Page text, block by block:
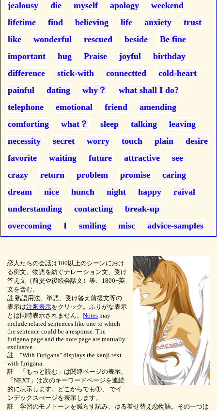
jealousy
die myself apology
weekend
lifetime
find believing life anxiety
trust
like
wonderful rescued beside
Be fine
important
hug Praise joyful
birthday
difference
stick-with connectted
cold-heart
painful
dating why？
what shall I do?
telephone
emotional friend
amending
comforting
what？ sleep talking
leaving
necessity
secret worry touch plain
desire
favorite
waiting future attractive
see
crazy
return problem promise
caring
dream
nice hunch night happy
raival
understanding
contacting
break-up
overcoming
I smiling misc advice-samples
恋人たちの会話は100以上のシーンにおけ
る例文、物語を紡ぐナレーション文、受け
答え文（前提や後続会話文）等、1800+英
文を含む。
註 熟語用法、単語、受け答え前提文等の
表示は注釈表示をクリック。ふりがな表示
とは同時表示されません。 Notes may
include related sentences like one to which
the sentence could be a response. The
furigana page and the note page are mutually
exclusive.
註 "With Furigana" displays the kanji text
with furigana.
註 「もっと読む」は関連ページの表示、
「NEXT」は次のキーワードページを連続
的に表示します。どこからでも①、
でイ
ンデックスぺージを表示します。
註 学習のモノトーンを減らす試み、ゆる着せ替え恋物語。その一つは